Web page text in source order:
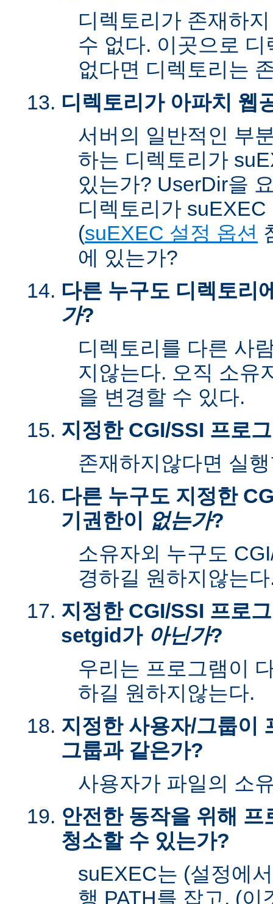
디렉토리가 존재하
수 없다. 이곳으로
없다면 디렉토리는
디렉토리가 아파치 웹
서버의 일반적인 부
하는 디렉토리가
있는가? UserDir을
디렉토리가
(suEXEC 설정 옵션
에 있는가?
다른 누구도 디렉토리
가?
디렉토리를 다른 사
지않는다. 오직 소유
을 변경할 수 있다.
지정한 CGI/SSI 프로
존재하지않다면 실
다른 누구도 지정한
기권한이
없는가?
소유자외 누구도
경하길 원하지않는
지정한 CGI/SSI 프로
setgid가 아닌가?
우리는 프로그램이
하길 원하지않는다.
지정한 사용자/그룹이
그룹과 같은가?
사용자가 파일의 소
안전한 동작을 위해
청소할 수 있는가?
suEXEC는 (설정에
행 PATH를 잡고, (